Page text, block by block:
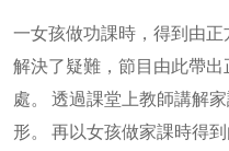
一女孩做功課時，得到由正
解決了疑難，節目由此帶
處。 透過課堂上教師講解
形。 再以女孩做家課時得